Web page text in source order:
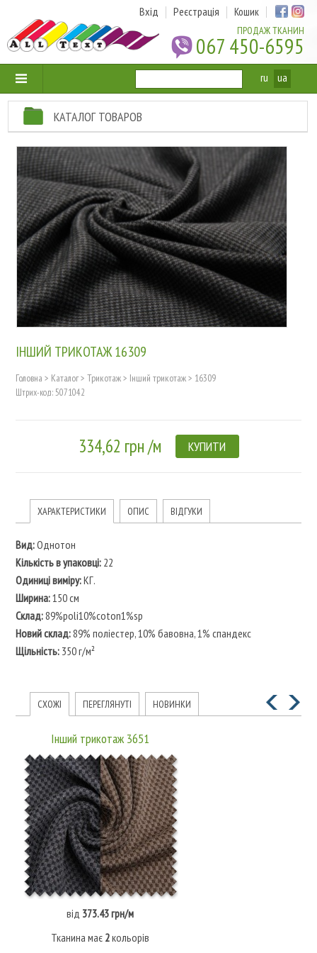
ПРОДАЖ ТКАНИН
067 450-6595
Вхід Реєстрація Кошик
ru ua
КАТАЛОГ ТОВАРОВ
ІНШИЙ ТРИКОТАЖ 16309
Головна > Каталог> Трикотаж> Інший трикотаж> 16309
Штрих-код: 5071042
334,62 грн /м КУПИТИ
ХАРАКТЕРИСТИКИ ОПИС ВІДГУКИ
Вид:Однотон
Кількість в упаковці:22
Одиниці виміру:КГ.
Ширина:150 см
Склад:89%poli10%coton1%sp
Новий склад:89% поліестер, 10% бавовна, 1% спандекс
Щільність:350 г/м²
СХОЖІ ПЕРЕГЛЯНУТІ НОВИНКИ
Інший трикотаж 3651
від 373.43 грн/м
Тканина має 2кольорів